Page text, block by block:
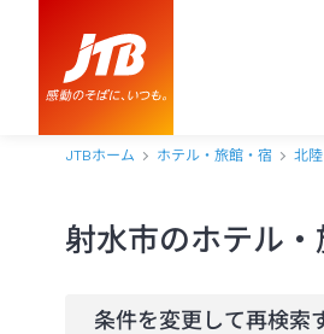
JTBホーム ホテル・旅館・宿 北陸
射水市のホテル
条件を変更して再検索